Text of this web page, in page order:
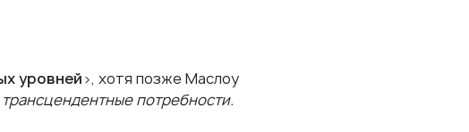
уровней>, хотя позже Маслоу
потребности.